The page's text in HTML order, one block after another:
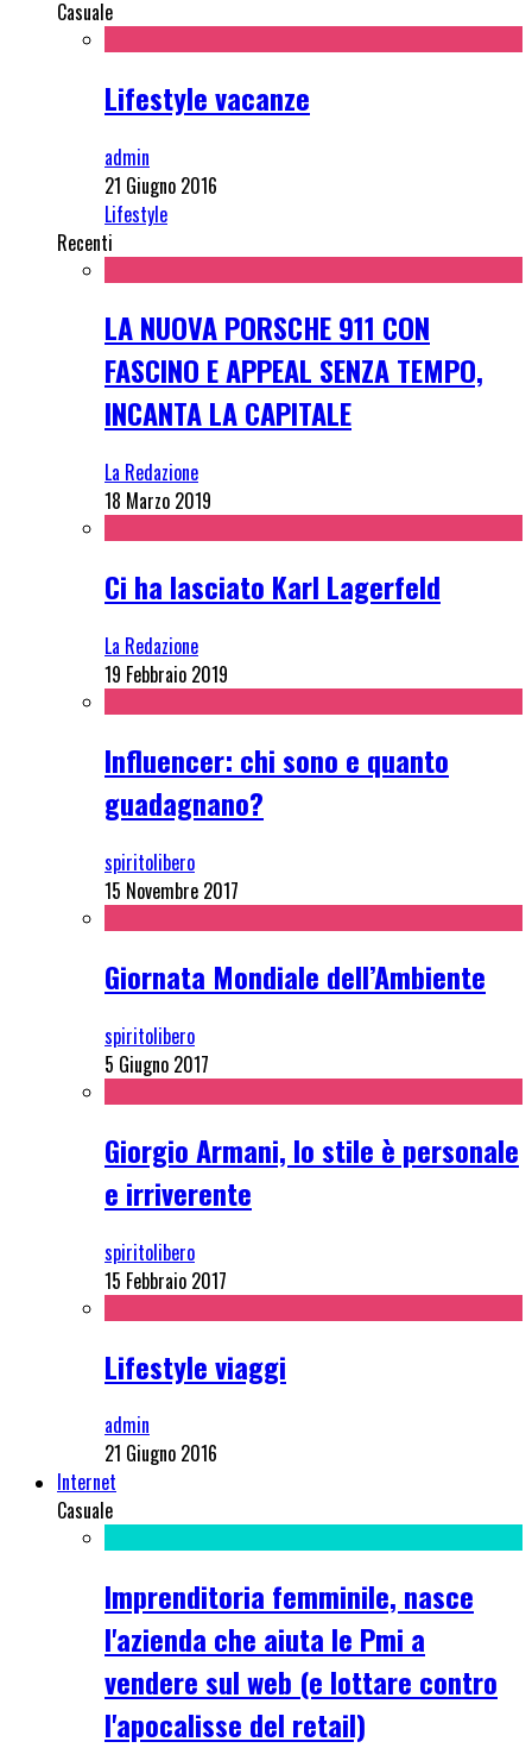
Casuale
Lifestyle vacanze
admin
21 Giugno 2016
Lifestyle
Recenti
LA NUOVA PORSCHE 911 CON
FASCINO E APPEAL SENZA TEMPO,
INCANTA LA CAPITALE
La Redazione
18 Marzo 2019
Ci ha lasciato Karl Lagerfeld
La Redazione
19 Febbraio 2019
Influencer: chi sono e quanto
guadagnano?
spiritolibero
15 Novembre 2017
Giornata Mondiale dell’Ambiente
spiritolibero
5 Giugno 2017
Giorgio Armani, lo stile è personale
e irriverente
spiritolibero
15 Febbraio 2017
Lifestyle viaggi
admin
21 Giugno 2016
Internet
Casuale
Imprenditoria femminile, nasce
l'azienda che aiuta le Pmi a
vendere sul web (e lottare contro
l'apocalisse del retail)